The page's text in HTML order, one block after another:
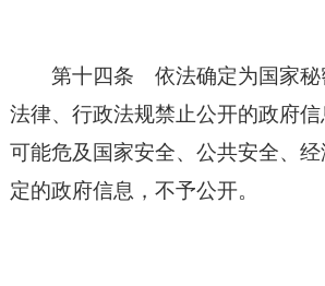
第十四条 依法确定为国家秘
法律、行政法规禁止公开的政府
可能危及国家安全、公共安全、
定的政府信息，不予公开。